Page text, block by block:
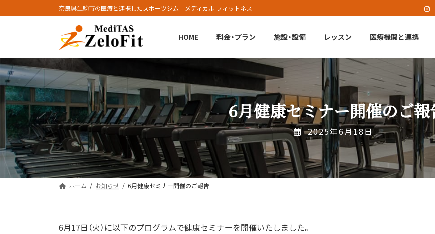
ン
へ
ス
キ
ッ
プ
ビ
ョ
ン
に
移
動
奈良県生駒市の医療と連携したスポーツジム｜メディカル フィットネス
HOME 料金・プラン 施設・設備 レッスン 医療機関と連携
6月健康セミナー開催のご報
2025年6月18日
ホーム お知らせ 6月健康セミナー開催のご報告
6月17日（火）に以下のプログラムで健康セミナーを開催いたしました。